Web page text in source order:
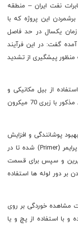
نفت ایران – منطقه
این پروژه که با
زمان یکسال در حد فاصل
200 + 9 به اجرا در آمده گفت: در این فرآیند
پیشگیری از تشدید
از بیل مکانیکی و
کَندن پوشش قدیمی، فرآیند بلاستینگ بر روی خط مذکور با زبری 70 میکرون
پوشانندگی و افزایش
مدت ماندگاری آن، در دو مرحله مبادرت به اجرای پرایمر (Primer) شده تا در
در بخش زیرین و سپس برای قسمت
فوتی برای پیچیدن بر دور لوله ها استفاده
مشاهده خوردگی بر روی
و با استفاده از پچ و یا